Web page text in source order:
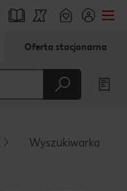
Oferta stacjonarna
Wyszukiwarka